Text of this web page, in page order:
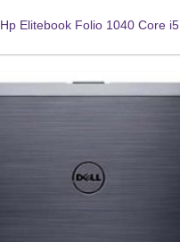
Hp Elitebook Folio 1040 Core i5